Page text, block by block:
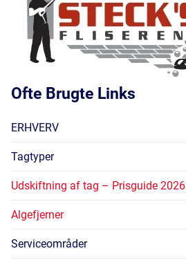
Ofte Brugte Links
ERHVERV
Tagtyper
Udskiftning af tag – Prisguide 2026
Algefjerner
Serviceområder